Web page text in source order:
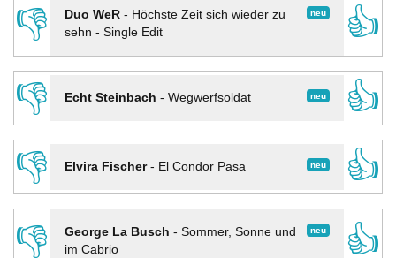
👎
neu
Duo WeR- Höchste Zeit sich wieder zu
sehn - Single Edit
👍
👎
neu
Echt Steinbach - Wegwerfsoldat
👍
👎
neu
Elvira Fischer- El Condor Pasa
👍
👎
neu
George La Busch - Sommer, Sonne und
im Cabrio
👍